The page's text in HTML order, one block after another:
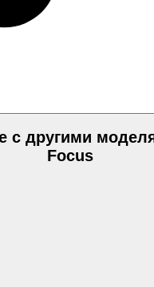
с другими
Focus